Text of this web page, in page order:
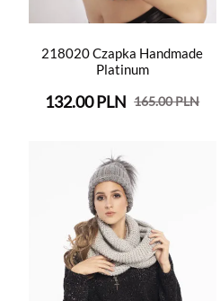
218020 Czapka Handmade
Platinum
132.00 PLN 165.00 PLN